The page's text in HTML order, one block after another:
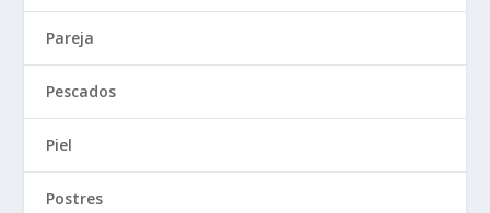
Pareja
Pescados
Piel
Postres